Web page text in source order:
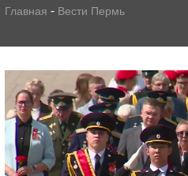
Главная - Вести Пермь